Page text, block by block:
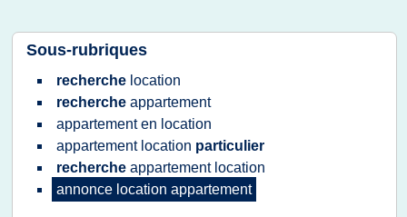
Sous-rubriques
recherche location
recherche appartement
appartementen location
appartement location particulier
recherche appartement location
annonce location appartement